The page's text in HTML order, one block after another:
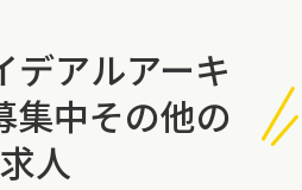
デアルアーキ
集中その他の
求人